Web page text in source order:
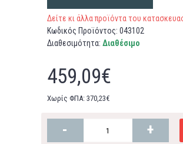
Δείτε κι άλλα προϊόντα του
Κωδικός Προϊόντος: 043102
Διαθεσιμότητα: Διαθέσιμο
459,09€
Χωρίς ΦΠΑ: 370,23€
- +